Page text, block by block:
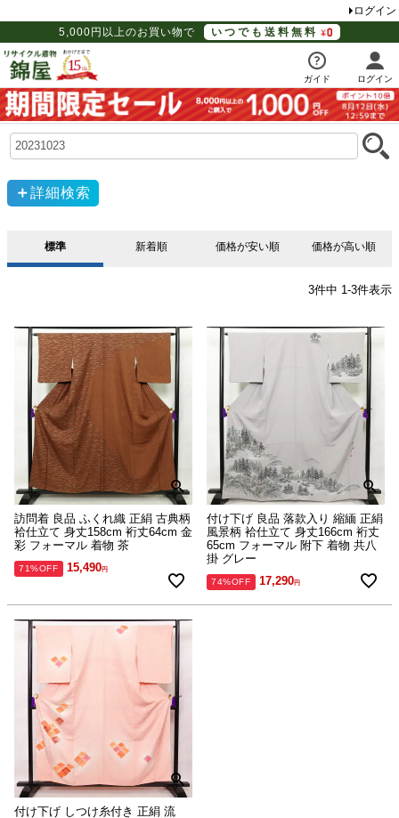
ログイン
5,000円以上のお買い物で
いつでも送料無料
ガイド ログイン
詳細検索
標準 新着順 価格が安い順 価格が高い順
3件中 1 -3件表示
訪問着 良品 ふくれ織 正絹 古典柄
袷仕立て 身丈158cm 裄丈64cm 金
彩 フォーマル 着物 茶
71%OFF 15,490
付け下げ 良品 落款入り 縮緬 正絹
風景柄 袷仕立て 身丈166cm 裄丈
65cm フォーマル 附下 着物 共八
掛 グレー
74%OFF 17,290
付け下げ しつけ糸付き 正絹 流